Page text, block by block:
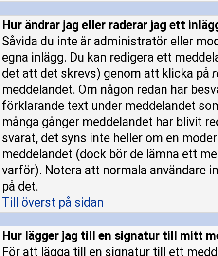
Hur ändrar jag eller raderar jag ett
Såvida du inte är administratör eller
egna inlägg. Du kan redigera ett
det att det skrevs) genom att klicka på
meddelandet. Om någon redan har
förklarande text under meddelandet
många gånger meddelandet har blivit
svarat, det syns inte heller om en
meddelandet (dock bör de lämna ett
varför). Notera att normala användare
på det.
Till överst på sidan
Hur lägger jag till en signatur till mitt
För att lägga till en signatur till ett